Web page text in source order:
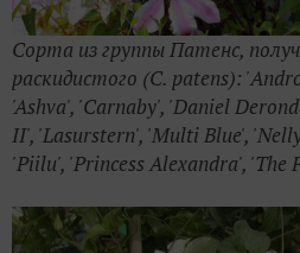
Сорта из группы Патенс,
раскидистого (C. patens):
'Ashva', 'Carnaby', 'Daniel
II', 'Lasurstern', 'Multi Blue',
'Piilu', 'Princess Alexandra', 'The